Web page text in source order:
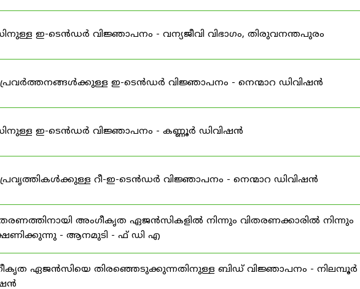
ഇ-ടെൻഡർ വിജ്ഞാപനം - വന്യജീവി വിഭാഗം, തിരുവനന്തപുരം
ഇ-ടെൻഡർ വിജ്ഞാപനം - നെന്മാറ ഡിവിഷൻ
ഇ-ടെൻഡർ വിജ്ഞാപനം - കണ്ണൂർ ഡിവിഷൻ
റീ-ഇ-ടെൻഡർ വിജ്ഞാപനം - നെന്മാറ ഡിവിഷൻ
അംഗീകൃത ഏജൻസികളിൽ നിന്നും വിതരണക്കാരിൽ നിന്നും
- ആനമുടി - ഫ് ഡി എ
ഏജൻസിയെ തിരഞ്ഞെടുക്കുന്നതിനുള്ള ബിഡ് വിജ്ഞാപനം - നിലമ്പൂർ